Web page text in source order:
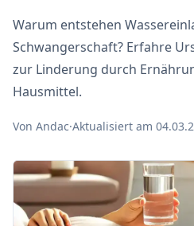
Warum entstehen
Schwangerschaft? Erfahre
zur Linderung durch
Hausmittel.
Von Andac·Aktualisiert am